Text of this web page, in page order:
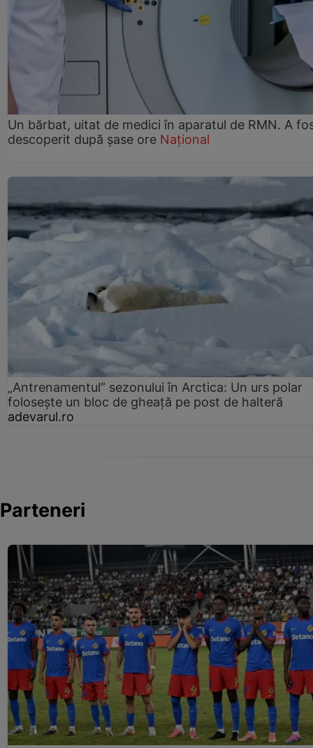
Un bărbat, uitat de medici în aparatul de RMN. A
descoperit după șase ore Național
„Antrenamentul” sezonului în Arctica: Un urs polar
folosește un bloc de gheață pe post de halteră
adevarul.ro
Parteneri